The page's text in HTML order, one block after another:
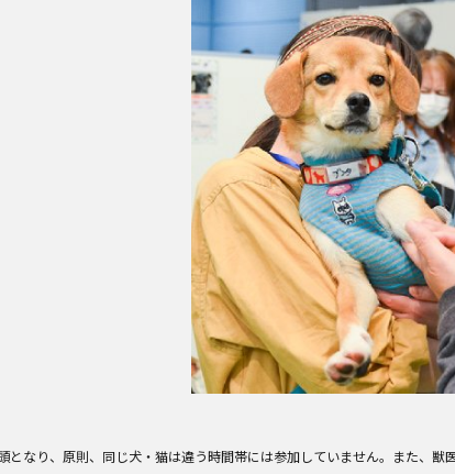
なり、原則、同じ犬・猫は違う時間帯には参加していません。また、